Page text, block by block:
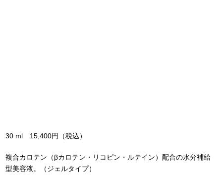
30 ml 15,400円（税込）
複合カロテン（βカロテン・リコピン・ルテイン）配合の水分補給
型美容液。（ジェルタイプ）